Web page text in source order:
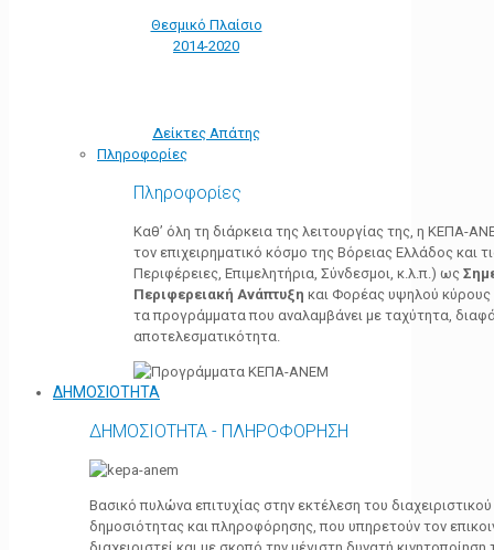
Θεσμικό Πλαίσιο
2014-2020
Δείκτες Απάτης
Πληροφορίες
Πληροφορίες
Καθ’ όλη τη διάρκεια της λειτουργίας της, η ΚΕΠΑ-
τον επιχειρηματικό κόσμο της Βόρειας Ελλάδος και
Περιφέρειες, Επιμελητήρια, Σύνδεσμοι, κ.λ.π.) ως
Περιφερειακή Ανάπτυξη και Φορέας υψηλού κύρους
τα προγράμματα που αναλαμβάνει με ταχύτητα,
αποτελεσματικότητα.
ΔΗΜΟΣΙΟΤΗΤΑ
ΔΗΜΟΣΙΟΤΗΤΑ - ΠΛΗΡΟΦΟΡΗΣΗ
Βασικό πυλώνα επιτυχίας στην εκτέλεση του
δημοσιότητας και πληροφόρησης, που υπηρετούν τον